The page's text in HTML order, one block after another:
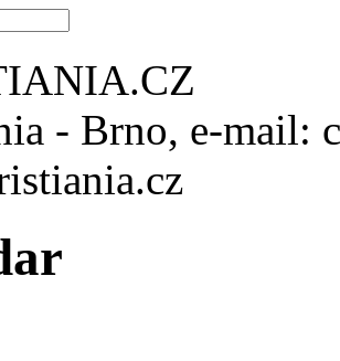
- Brno, e-mail: